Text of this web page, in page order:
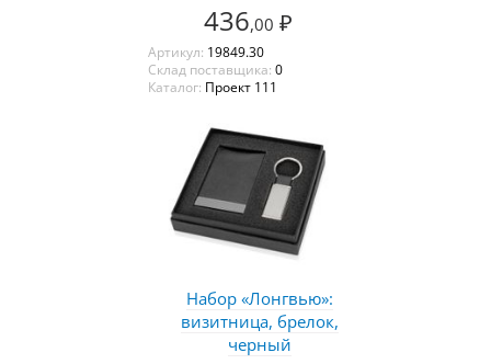
436,00 ₽
Артикул: 19849.30
Склад поставщика: 0
Каталог: Проект 111
Набор «Лонгвью»:
визитница, брелок,
черный